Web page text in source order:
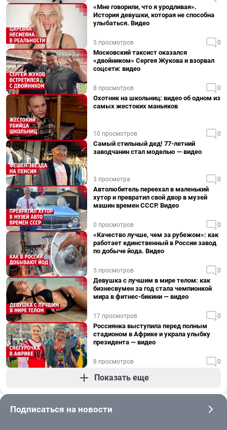
«Мне говорили, что я уродливая».
История девушки, которая не способна
улыбаться. Видео
5 просмотров 0
Московский таксист оказался
«двойником» Сергея Жукова и взорвал
соцсети: видео
8 просмотров 0
Охотник на школьниц: видео об одном из
самых жестоких маньяков
10 просмотров 0
Самый стильный дед! 77-летний
заводчанин стал моделью — видео
3 просмотра 0
Автолюбитель переехал в маленький
хутор и превратил свой двор в музей
машин времен СССР. Видео
0 просмотров 0
«Качество лучше, чем за рубежом»: как
работает единственный в России завод
по добыче йода. Видео
5 просмотров 0
Девушка с лучшим в мире телом: как
бизнесвумен за год стала чемпионкой
мира в фитнес-бикини — видео
17 просмотров 0
Россиянка выступила перед полным
стадионом в Африке и украла улыбку
президента — видео
8 просмотров 0
Показать еще
Подписаться на новости